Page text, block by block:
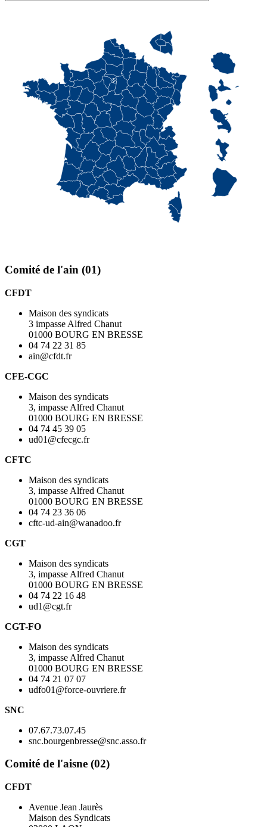
Comité de l'ain (01)
CFDT
Maison des syndicats
3 impasse Alfred Chanut
01000 BOURG EN BRESSE
04 74 22 31 85
ain@cfdt.fr
CFE-CGC
Maison des syndicats
3, impasse Alfred Chanut
01000 BOURG EN BRESSE
04 74 45 39 05
ud01@cfecgc.fr
CFTC
Maison des syndicats
3, impasse Alfred Chanut
01000 BOURG EN BRESSE
04 74 23 36 06
cftc-ud-ain@wanadoo.fr
CGT
Maison des syndicats
3, impasse Alfred Chanut
01000 BOURG EN BRESSE
04 74 22 16 48
ud1@cgt.fr
CGT-FO
Maison des syndicats
3, impasse Alfred Chanut
01000 BOURG EN BRESSE
04 74 21 07 07
udfo01@force-ouvriere.fr
SNC
07.67.73.07.45
snc.bourgenbresse@snc.asso.fr
Comité de l'aisne (02)
CFDT
Avenue Jean Jaurès
Maison des Syndicats